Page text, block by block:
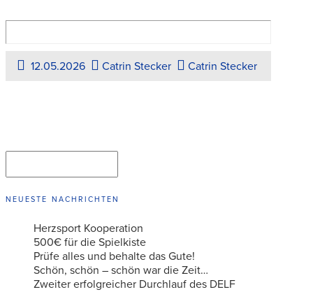
12.05.2026 Catrin Stecker Catrin Stecker
NEUESTE NACHRICHTEN
Herzsport Kooperation
500€ für die Spielkiste
Prüfe alles und behalte das Gute!
Schön, schön – schön war die Zeit…
Zweiter erfolgreicher Durchlauf des DELF